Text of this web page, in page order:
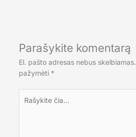
Parašykite komentarą
El. pašto adresas nebus skelbiamas.
pažymėti *
čia...